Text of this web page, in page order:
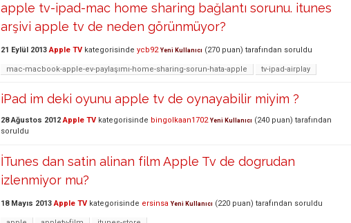
apple tv-ipad-mac home sharing bağlantı sorunu. itunes
arşivi apple tv de neden görünmüyor?
21 Eylül 2013 Apple TV kategorisinde ycb92 Yeni Kullanıcı (270 puan) tarafından soruldu
mac-macbook-apple-ev-paylaşımı-home-sharing-sorun-hata-apple tv-ipad-airplay
iPad im deki oyunu apple tv de oynayabilir miyim ?
28 Ağustos 2012 Apple TV kategorisinde bingolkaan1702 Yeni Kullanıcı (240 puan) tarafından
soruldu
İTunes dan satin alinan film Apple Tv de dogrudan
izlenmiyor mu?
18 Mayıs 2013 Apple TV kategorisinde ersinsa Yeni Kullanıcı (220 puan) tarafından soruldu